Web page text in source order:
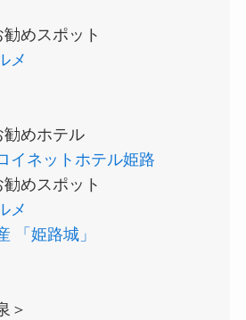
めスポット
メ
めホテル
イネットホテル姫路
めスポット
メ
「姫路城」
＞